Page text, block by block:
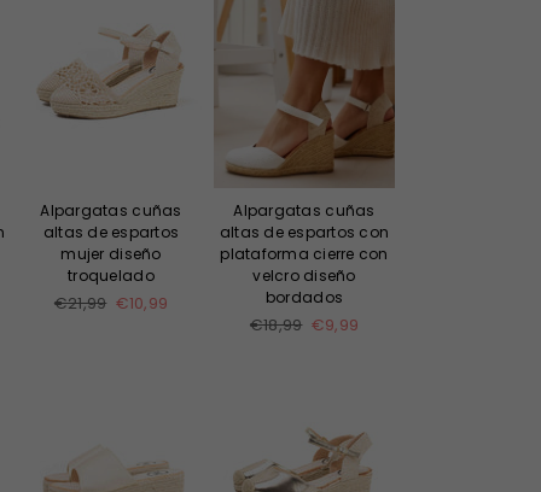
Alpargatas cuñas
altas de espartos
mujer diseño
troquelado
Precio
€21,99 €10,99
Alpargatas cuñas
altas de espartos con
plataforma cierre con
velcro diseño
bordados
Precio
€18,99 €9,99